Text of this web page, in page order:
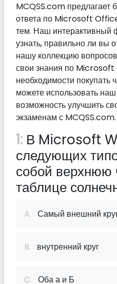
MCQSS.com
ответа по Microsoft
тем. Наш интерактивный
узнать, правильно ли вы
нашу коллекцию
свои знания по
необходимости покупать
можете использовать
возможность улучшить
экзаменам с MCQSS.com.
1: В Microsoft
следующих
собой верхнюю
таблице
A. Самый внешний
B. внутренний круг
C. Оба а и Б